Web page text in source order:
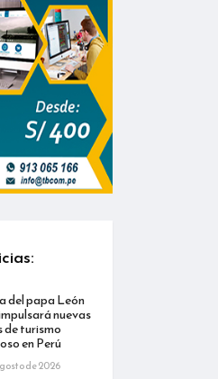
del papa León
nuevas
de turismo
en Perú
de 2026